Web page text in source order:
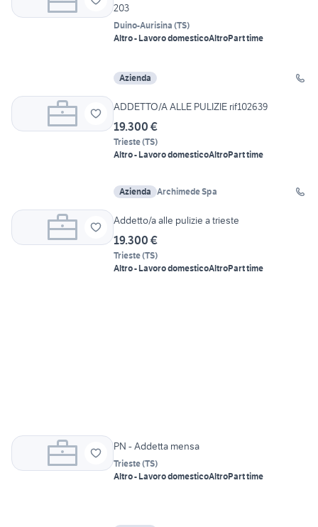
203
Duino-Aurisina (TS)
Altro - Lavoro domesticoAltroPart time
Azienda
ADDETTO/A ALLE PULIZIE rif102639
19.300 €
Trieste(TS)
Altro - Lavoro domesticoAltroPart time
Azienda Archimede Spa
Addetto/a alle pulizie a trieste
19.300 €
Trieste(TS)
Altro - Lavoro domesticoAltroPart time
PN - Addetta mensa
Trieste(TS)
Altro - Lavoro domesticoAltroPart time